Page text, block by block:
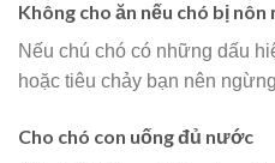
Không cho ăn nếu chó bị
Nếu chú chó có những dấu
hoặc tiêu chảy bạn nên
Cho chó con uống đủ nước